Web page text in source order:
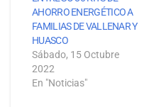
AHORRO ENERGÉTICO A
FAMILIAS DE VALLENAR Y
HUASCO
Sábado, 15 Octubre
2022
En "Noticias"